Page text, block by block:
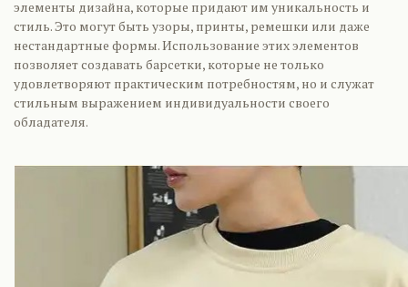
элементы дизайна, которые придают им уникальность и
стиль. Это могут быть узоры, принты, ремешки или даже
нестандартные формы. Использование этих элементов
позволяет создавать барсетки, которые не только
удовлетворяют практическим потребностям, но и служат
стильным выражением индивидуальности своего
обладателя.